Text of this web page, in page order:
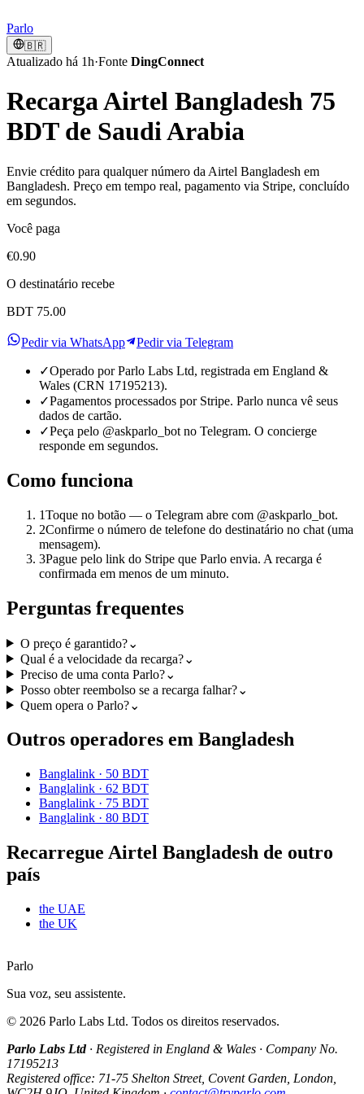
Parlo
🇧🇷
Atualizado há 1h·Fonte DingConnect
Recarga Airtel Bangladesh 75
BDT de Saudi Arabia
Envie crédito para qualquer número da Airtel Bangladesh em
Bangladesh. Preço em tempo real, pagamento via Stripe, concluído
em segundos.
Você paga
€0.90
O destinatário recebe
BDT 75.00
Pedir via WhatsApp Pedir via Telegram
✓Operado por Parlo Labs Ltd, registrada em England &
Wales (CRN 17195213).
✓Pagamentos processados por Stripe. Parlo nunca vê seus
dados de cartão.
✓Peça pelo @askparlo_bot no Telegram. O concierge
responde em segundos.
Como funciona
1Toque no botão — o Telegram abre com @askparlo_bot.
2Confirme o número de telefone do destinatário no chat (uma
mensagem).
3Pague pelo link do Stripe que Parlo envia. A recarga é
confirmada em menos de um minuto.
Perguntas frequentes
O preço é garantido?⌄
Qual é a velocidade da recarga?⌄
Preciso de uma conta Parlo?⌄
Posso obter reembolso se a recarga falhar?⌄
Quem opera o Parlo?⌄
Outros operadores em Bangladesh
Banglalink · 50 BDT
Banglalink · 62 BDT
Banglalink · 75 BDT
Banglalink · 80 BDT
Recarregue Airtel Bangladesh de outro
país
the UAE
the UK
Parlo
Sua voz, seu assistente.
© 2026 Parlo Labs Ltd. Todos os direitos reservados.
Parlo Labs Ltd· Registered in England & Wales · Company No.
17195213
Registered office: 71-75 Shelton Street, Covent Garden, London,